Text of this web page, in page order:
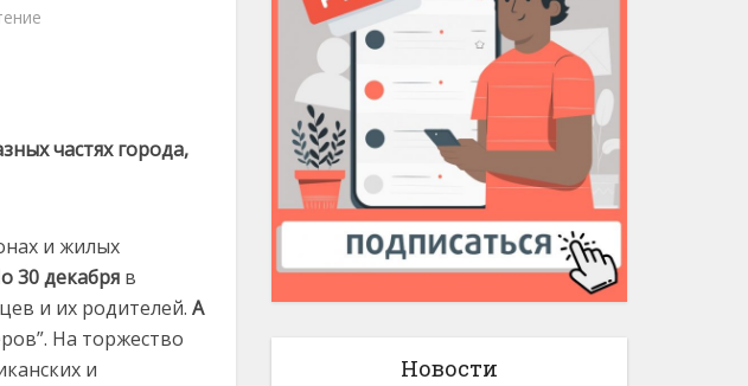
частях города,
и жилых
30 декабря в
и их родителей. А
На торжество
и
Новости